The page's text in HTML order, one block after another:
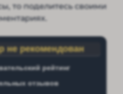
то поделитесь своими
не рекомендован
рейтинг
отзывов